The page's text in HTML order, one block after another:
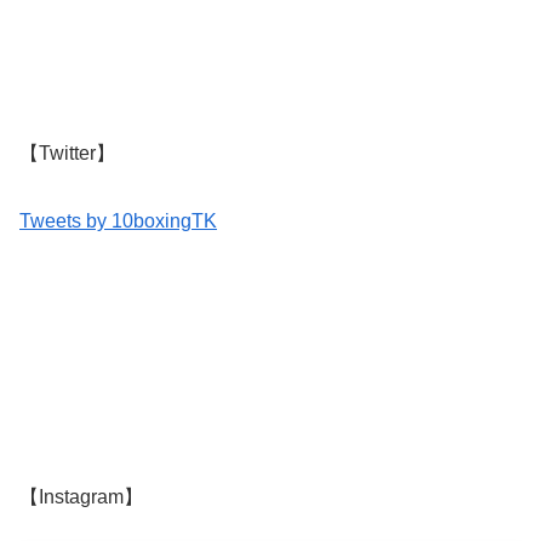
【Twitter】
Tweets by 10boxingTK
【Instagram】